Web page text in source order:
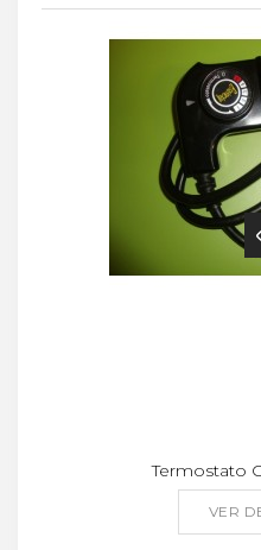
Termostato
VER